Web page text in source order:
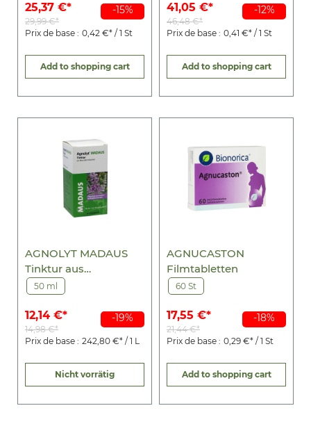
-15%
25,37 €*
29,99 €*
Prix de base : 0,42 €* / 1 St
Add to shopping cart
-12%
41,05 €*
46,48 €*
Prix de base : 0,41 €* / 1 St
Add to shopping cart
-19%
AGNOLYT MADAUS
Tinktur aus
Keuschlammfrüchten
50 ml
12,14 €*
14,98 €*
Prix de base : 242,80 €* / 1 L
Nicht vorrätig
-18%
AGNUCASTON
Filmtabletten
60 St
17,55 €*
21,44 €*
Prix de base : 0,29 €* / 1 St
Add to shopping cart